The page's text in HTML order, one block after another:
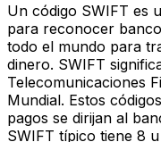
Un código SWIFT es
para reconocer
todo el mundo para
dinero. SWIFT
Telecomunicaciones
Mundial. Estos
pagos se dirijan al
SWIFT típico tiene 8